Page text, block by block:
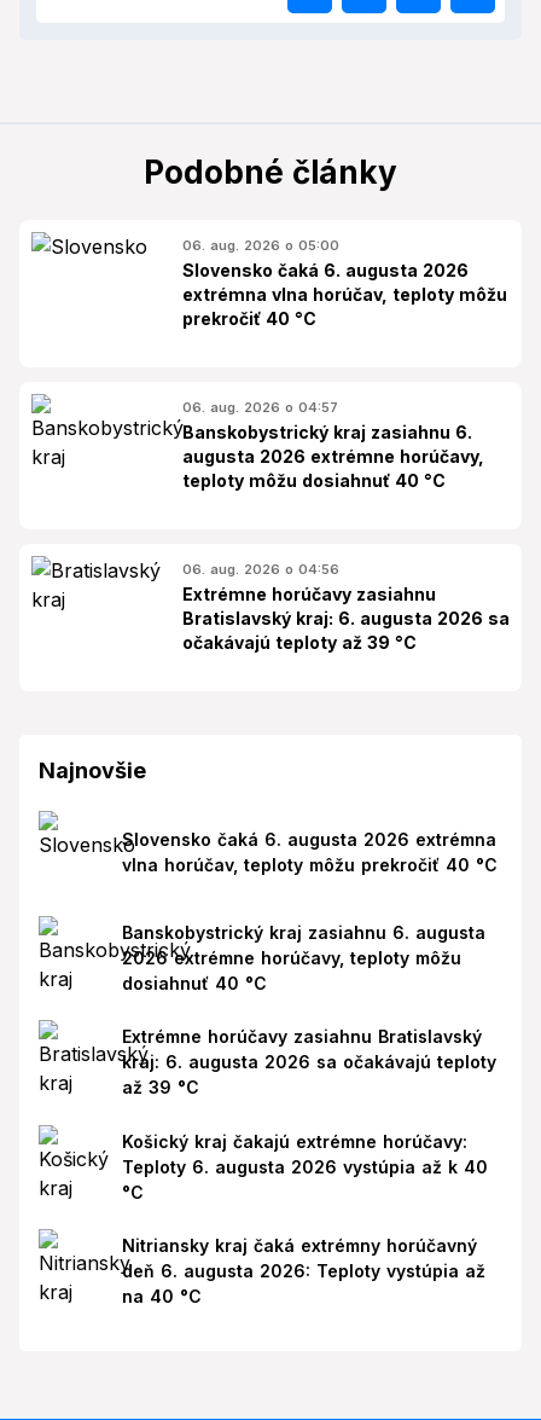
Podobné články
06. aug. 2026 o 05:00
Slovensko čaká 6. augusta 2026
extrémna vlna horúčav, teploty môžu
prekročiť 40 °C
06. aug. 2026 o 04:57
Banskobystrický kraj zasiahnu 6.
augusta 2026 extrémne horúčavy,
teploty môžu dosiahnuť 40 °C
06. aug. 2026 o 04:56
Extrémne horúčavy zasiahnu
Bratislavský kraj: 6. augusta 2026 sa
očakávajú teploty až 39 °C
Najnovšie
Slovensko čaká 6. augusta 2026 extrémna
vlna horúčav, teploty môžu prekročiť 40 °C
Banskobystrický kraj zasiahnu 6. augusta
2026 extrémne horúčavy, teploty môžu
dosiahnuť 40 °C
Extrémne horúčavy zasiahnu Bratislavský
kraj: 6. augusta 2026 sa očakávajú teploty
až 39 °C
Košický kraj čakajú extrémne horúčavy:
Teploty 6. augusta 2026 vystúpia až k 40
°C
Nitriansky kraj čaká extrémny horúčavný
deň 6. augusta 2026: Teploty vystúpia až
na 40 °C